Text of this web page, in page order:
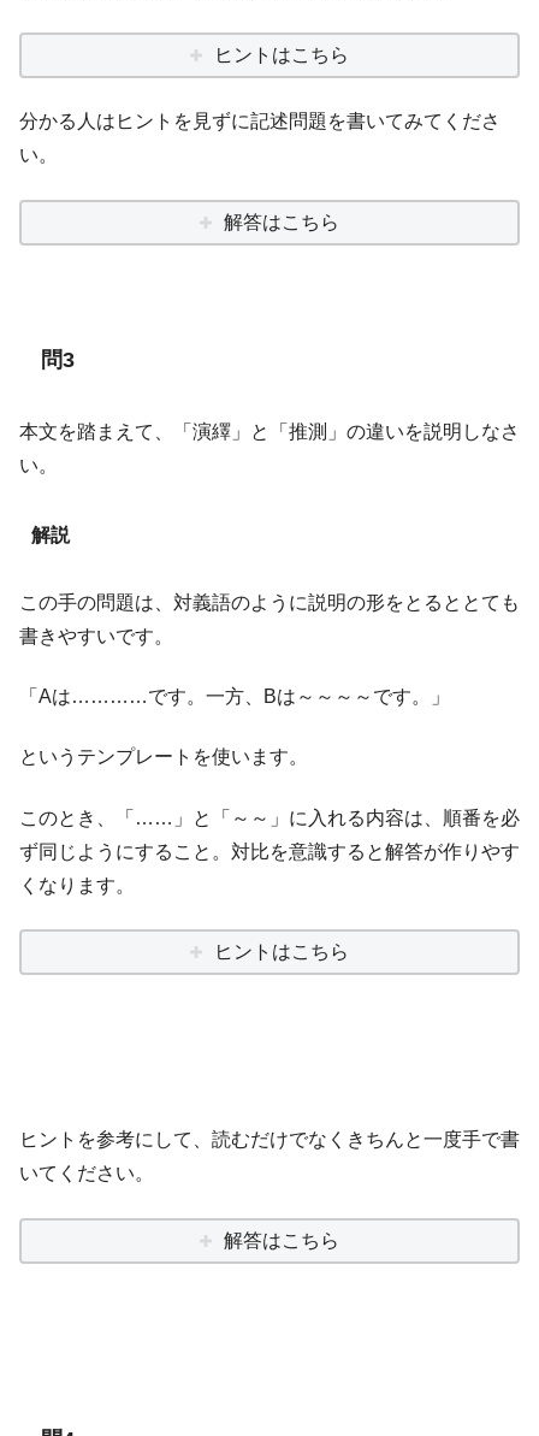
ヒントはこちら
分かる人はヒントを見ずに記述問題を書いてみてくださ
い。
解答はこちら
問3
本文を踏まえて、「演繹」と「推測」の違いを説明しなさ
い。
解説
この手の問題は、対義語のように説明の形をとるととても
書きやすいです。
「Aは…………です。一方、Bは～～～～です。」
というテンプレートを使います。
このとき、「……」と「～～」に入れる内容は、順番を必
ず同じようにすること。対比を意識すると解答が作りやす
くなります。
ヒントはこちら
ヒントを参考にして、読むだけでなくきちんと一度手で書
いてください。
解答はこちら